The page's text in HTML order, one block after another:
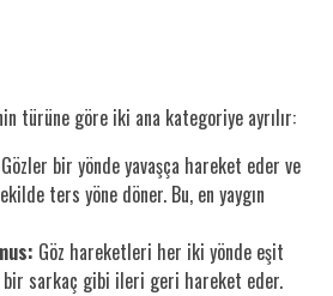
türüne göre iki ana kategoriye ayrılır:
Gözler bir yönde yavaşça hareket eder ve
ters yöne döner. Bu, en yaygın
Göz hareketleri her iki yönde eşit
bir sarkaç gibi ileri geri hareket eder.